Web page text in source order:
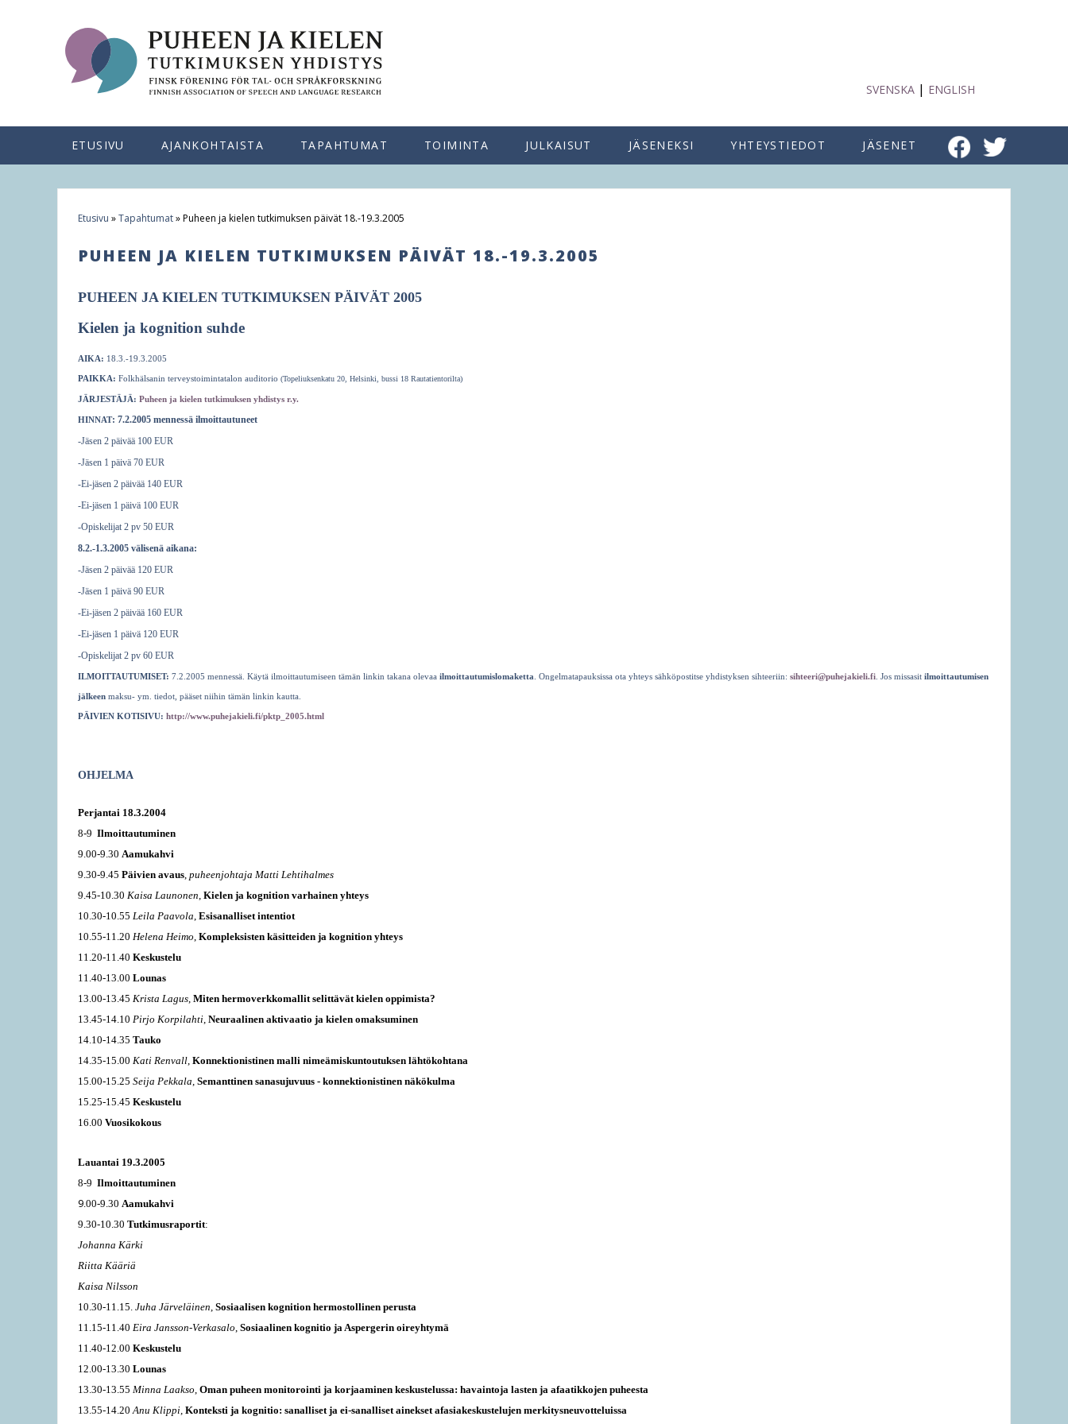
SVENSKA | ENGLISH
o
u
e
h
e
e
Etusivu »Tapahtumat»Puheen ja kielen tutkimuksen päivät 18.-19.3.2005
PUHEEN JA KIELEN TUTKIMUKSEN PÄIVÄT 18.-19.3.2005
PUHEEN JA KIELEN TUTKIMUKSEN PÄIVÄT 2005
Kielen ja kognition suhde
AIKA: 18.3.-19.3.2005
PAIKKA: Folkhälsanin terveystoimintatalon auditorio (Topeliuksenkatu 20, Helsinki, bussi 18 Rautatientorilta)
JÄRJESTÄJÄ: Puheen ja kielen tutkimuksen yhdistys r.y.
HINNAT: 7.2.2005 mennessä ilmoittautuneet
-Jäsen 2 päivää 100 EUR
-Jäsen 1 päivä 70 EUR
-Ei-jäsen 2 päivää 140 EUR
-Ei-jäsen 1 päivä 100 EUR
-Opiskelijat 2 pv 50 EUR
8.2.-1.3.2005 välisenä aikana:
-Jäsen 2 päivää 120 EUR
-Jäsen 1 päivä 90 EUR
-Ei-jäsen 2 päivää 160 EUR
-Ei-jäsen 1 päivä 120 EUR
-Opiskelijat 2 pv 60 EUR
ILMOITTAUTUMISET: 7.2.2005 mennessä. Käytä ilmoittautumiseen tämän linkin takana olevaa ilmoittautumislomaketta . Ongelmatapauksissa ota yhteys sähköpostitse yhdistyksen sihteeriin: sihteeri@puhejakieli.fi . Jos missasit ilmoittautumisen
jälkeen maksu- ym. tiedot, pääset niihin tämän linkin kautta.
PÄIVIEN KOTISIVU: http://www.puhejakieli.fi/pktp_2005.html
OHJELMA
Perjantai 18.3.2004
8-9 Ilmoittautuminen
9.00-9.30 Aamukahvi
9.30-9.45 Päivien avaus, puheenjohtaja Matti Lehtihalmes
9.45-10.30 Kaisa Launonen, Kielen ja kognition varhainen yhteys
10.30-10.55 Leila Paavola, Esisanalliset intentiot
10.55-11.20 Helena Heimo, Kompleksisten käsitteiden ja kognition yhteys
11.20-11.40 Keskustelu
11.40-13.00 Lounas
13.00-13.45 Krista Lagus, Miten hermoverkkomallit selittävät kielen oppimista?
13.45-14.10 Pirjo Korpilahti, Neuraalinen aktivaatio ja kielen omaksuminen
14.10-14.35 Tauko
14.35-15.00 Kati Renvall, Konnektionistinen malli nimeämiskuntoutuksen lähtökohtana
15.00-15.25 Seija Pekkala, Semanttinen sanasujuvuus - konnektionistinen näkökulma
15.25-15.45 Keskustelu
16.00 Vuosikokous
Lauantai 19.3.2005
8-9 Ilmoittautuminen
9.00-9.30 Aamukahvi
9.30-10.30 Tutkimusraportit:
Johanna Kärki
Riitta Kääriä
Kaisa Nilsson
10.30-11.15. Juha Järveläinen, Sosiaalisen kognition hermostollinen perusta
11.15-11.40 Eira Jansson-Verkasalo, Sosiaalinen kognitio ja Aspergerin oireyhtymä
11.40-12.00 Keskustelu
12.00-13.30 Lounas
13.30-13.55 Minna Laakso, Oman puheen monitorointi ja korjaaminen keskustelussa: havaintoja lasten ja afaatikkojen puheesta
13.55-14.20Anu Klippi, Konteksti ja kognitio: sanalliset ja ei-sanalliset ainekset afasiakeskustelujen merkitysneuvotteluissa
ETUSIVU AJANKOHTAISTA TAPAHTUMAT TOIMINTA JULKAISUT JÄSENEKSI YHTEYSTIEDOT JÄSENET